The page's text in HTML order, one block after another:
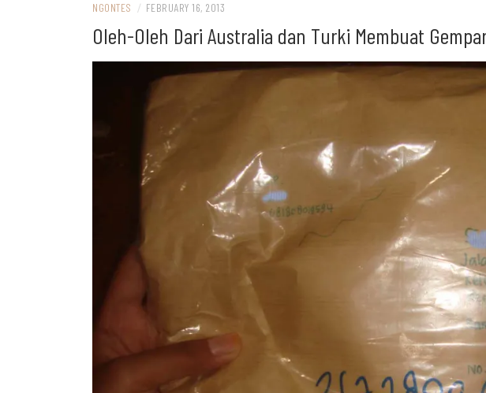
NGONTES / FEBRUARY 16, 2013
Oleh-Oleh Dari Australia dan Turki Membuat